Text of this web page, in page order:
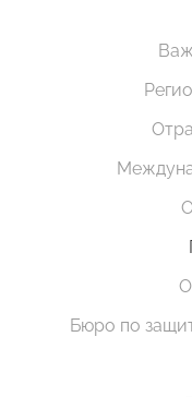
Бюро по